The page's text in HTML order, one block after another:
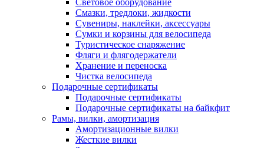
Смазки, тредлоки, жидкости
Сувениры, наклейки, аксессуары
Сумки и корзины для велосипеда
Туристическое снаряжение
Фляги и флягодержатели
Хранение и переноска
Чистка велосипеда
Подарочные сертификаты
Подарочные сертификаты
Подарочные сертификаты на байкфит
Рамы, вилки, амортизация
Амортизационные вилки
Жесткие вилки